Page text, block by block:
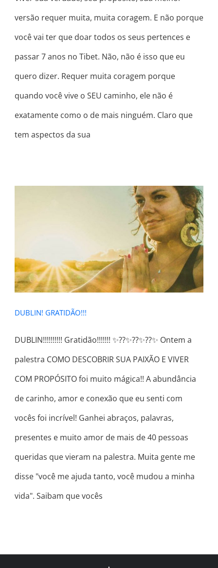
versão requer muita, muita coragem. E não porque
você vai ter que doar todos os seus pertences e
passar 7 anos no Tibet. Não, não é isso que eu
quero dizer. Requer muita coragem porque
quando você vive o SEU caminho, ele não é
exatamente como o de mais ninguém. Claro que
tem aspectos da sua
DUBLIN! GRATIDÃO!!!
DUBLIN! GRATIDÃO!!!
DUBLIN!!!!!!!!!! Gratidão!!!!!!! ✨??✨??✨??✨ Ontem a
palestra COMO DESCOBRIR SUA PAIXÃO E VIVER
COM PROPÓSITO foi muito mágica!! A abundância
de carinho, amor e conexão que eu senti com
vocês foi incrível! Ganhei abraços, palavras,
presentes e muito amor de mais de 40 pessoas
queridas que vieram na palestra. Muita gente me
disse "você me ajuda tanto, você mudou a minha
vida". Saibam que vocês